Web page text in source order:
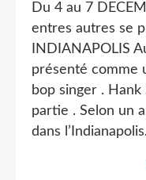
Du 4 au 7
entres autres se
INDIANAPOLIS
présenté comme
bop singer .
partie . Selon un
dans